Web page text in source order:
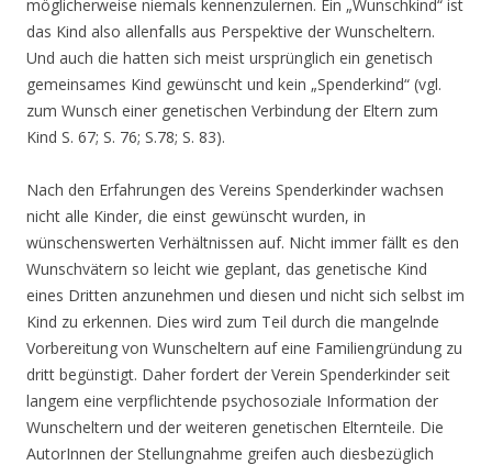
möglicherweise niemals kennenzulernen. Ein „Wunschkind“ ist
das Kind also allenfalls aus Perspektive der Wunscheltern.
Und auch die hatten sich meist ursprünglich ein genetisch
gemeinsames Kind gewünscht und kein „Spenderkind“ (vgl.
zum Wunsch einer genetischen Verbindung der Eltern zum
Kind S. 67; S. 76; S.78; S. 83).
Nach den Erfahrungen des Vereins Spenderkinder wachsen
nicht alle Kinder, die einst gewünscht wurden, in
wünschenswerten Verhältnissen auf. Nicht immer fällt es den
Wunschvätern so leicht wie geplant, das genetische Kind
eines Dritten anzunehmen und diesen und nicht sich selbst im
Kind zu erkennen. Dies wird zum Teil durch die mangelnde
Vorbereitung von Wunscheltern auf eine Familiengründung zu
dritt begünstigt. Daher fordert der Verein Spenderkinder seit
langem eine verpflichtende psychosoziale Information der
Wunscheltern und der weiteren genetischen Elternteile. Die
AutorInnen der Stellungnahme greifen auch diesbezüglich